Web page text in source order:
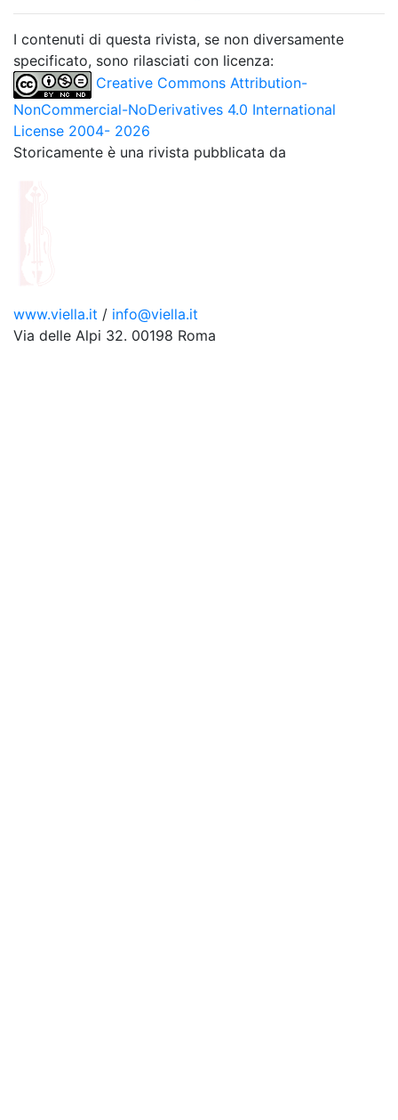
I contenuti di questa rivista, se non diversamente
specificato, sono rilasciati con licenza:
Creative Commons Attribution-
NonCommercial-NoDerivatives 4.0 International
License 2004- 2026
Storicamente è una rivista pubblicata da
www.viella.it / info@viella.it
Via delle Alpi 32. 00198 Roma